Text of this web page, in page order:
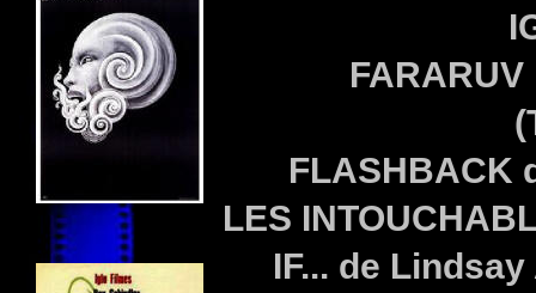
FLASHBACK
LES
IF... de